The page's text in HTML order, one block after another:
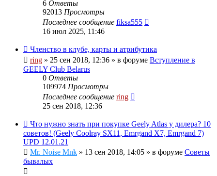
6 Ответы
92013 Просмотры
Последнее сообщение fiksa555
16 июл 2025, 11:46
Членство в клубе, карты и атрибутика
ring » 25 сен 2018, 12:36 » в форуме Вступление в
GEELY Club Belarus
0 Ответы
109974 Просмотры
Последнее сообщение ring
25 сен 2018, 12:36
Что нужно знать при покупке Geely Atlas у дилера? 10
советов! (Geely Coolray SX11, Emrgand X7, Emrgand 7)
UPD 12.01.21
Mr. Noise Mnk » 13 сен 2018, 14:05 » в форуме Советы
бывалых